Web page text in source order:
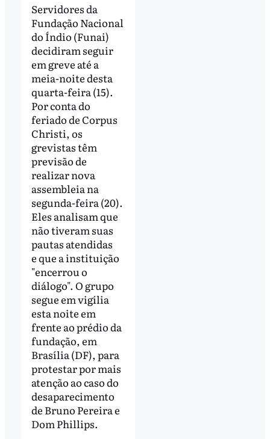
Servidores da
Fundação Nacional
do Índio (Funai)
decidiram seguir
em greve até a
meia-noite desta
quarta-feira (15).
Por conta do
feriado de Corpus
Christi, os
grevistas têm
previsão de
realizar nova
assembleia na
segunda-feira (20).
Eles analisam que
não tiveram suas
pautas atendidas
e que a instituição
"encerrou o
diálogo". O grupo
segue em vigília
esta noite em
frente ao prédio da
fundação, em
Brasília (DF), para
protestar por mais
atenção ao caso do
desaparecimento
de Bruno Pereira e
Dom Phillips.